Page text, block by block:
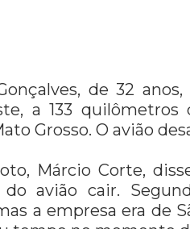
de 32
a 133
Grosso. O avião
Márcio Corte,
avião cair.
a empresa era de